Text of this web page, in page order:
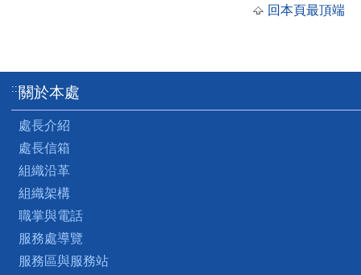
回本頁最頂端
:::關於本處
處長介紹
處長信箱
組織沿革
組織架構
職掌與電話
服務處導覽
服務區與服務站